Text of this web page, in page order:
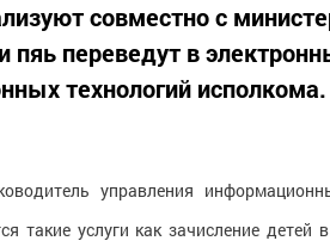
совместно с
пяь переведут в
технологий исполкома.
управления
такие услуги как зачисление